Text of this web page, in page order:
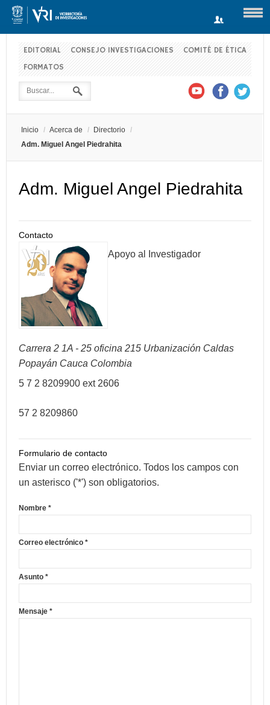
EDITORIAL CONSEJO INVESTIGACIONES
COMITÉ DE ÉTICA
FORMATOS
Inicio / Acerca de / Directorio /
Adm. Miguel Angel Piedrahita
Adm. Miguel Angel Piedrahita
Contacto
Apoyo al Investigador
Carrera 2 1A - 25 oficina 215 Urbanización Caldas
Popayán Cauca Colombia
5 7 2 8209900 ext 2606
57 2 8209860
Formulario de contacto
Enviar un correo electrónico. Todos los campos con
un asterisco ('*') son obligatorios.
Nombre *
Correo electrónico *
Asunto *
Mensaje *
Usuario